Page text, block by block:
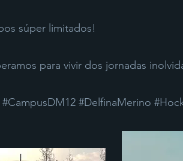
súper limitados!
para vivir dos jornadas
#CampusDM12 #DelfinaMerino